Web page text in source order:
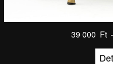
39 000 Ft